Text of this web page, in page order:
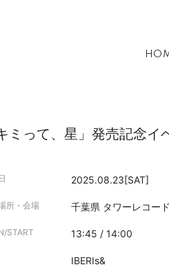
キミって、星」発売記念
2025.08.23[SAT]
所・会場 千葉県 タワーレコー
START 13:45 / 14:00
IBERIs&